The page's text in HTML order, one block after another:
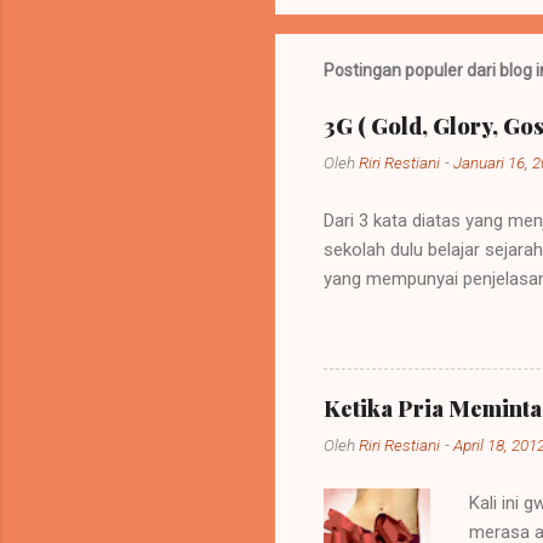
Postingan populer dari blog
3G ( Gold, Glory,
OlehRiri Restiani -Januari 16,
Dari 3 kata diatas yang
sekolah dulu belajar
yang mempunyai
itu bisa dipelihara atau
menempati tanah-tanah
memerintah (imperare)
diberi imperium itu ialah
Ketika Pria
OlehRiri Restiani -April 18,
Kali ini
merasa